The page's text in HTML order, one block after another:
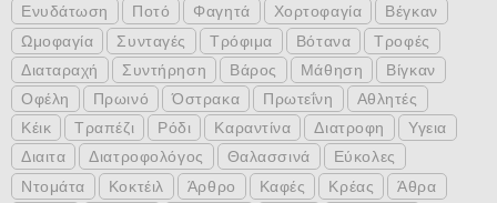
Ενυδάτωση
Ποτό Φαγητά Χορτοφαγία
Βέγκαν
Ωμοφαγία
Συνταγές Τρόφιμα Βότανα
Τροφές
Διαταραχή
Συντήρηση Βάρος Μάθηση
Βίγκαν
Οφέλη
Πρωινό Όστρακα Πρωτεΐνη
Αθλητές
Κέικ
Τραπέζι Ρόδι Καραντίνα Διατροφη
Υγεια
Διαιτα
Διατροφολόγος Θαλασσινά
Εύκολες
Ντομάτα
Κοκτέιλ Άρθρο Καφές Κρέας
Άθρα